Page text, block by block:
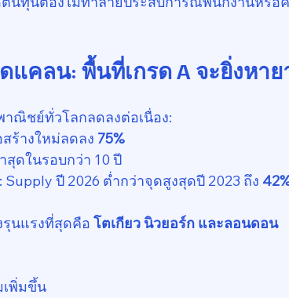
คลน: พื้นที่เกรด A จะยิ่งหาย
าณิชย์ทั่วโลกลดลงต่อเนื่อง:
ร้างใหม่ลดลง 75%
ดในรอบกว่า 10 ปี
ปี 2026 ต่ำกว่าจุดสูงสุดปี 2023 ถึง
นแรงที่สุดคือ โตเกียว นิวยอร์ก และลอนดอน
เพิ่มขึ้น